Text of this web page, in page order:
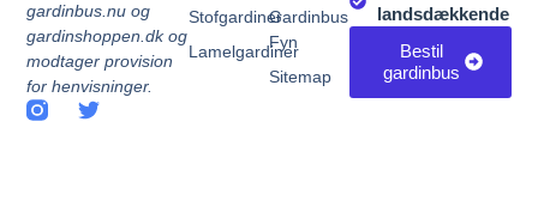
gardinbus.nu og
gardinshoppen.dk og
modtager provision
for henvisninger.
Gardinbus
Fyn
Sitemap
Stofgardiner
Lamelgardiner
landsdækkende
Bestil
gardinbus